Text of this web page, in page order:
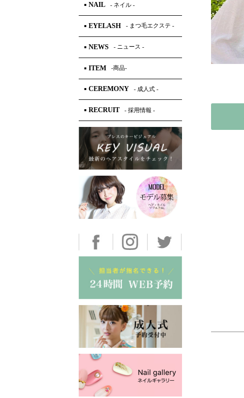
■ NAIL - ネイル -
■ EYELASH - まつ毛エクステ -
■ NEWS - ニュース -
■ ITEM -商品-
■ CEREMONY - 成人式 -
■ RECRUIT - 採用情報 -